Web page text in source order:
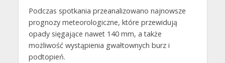
Podczas spotkania przeanalizowano najnowsze
prognozy meteorologiczne, które przewidują
opady sięgające nawet 140 mm, a także
możliwość wystąpienia gwałtownych burz i
podtopień.